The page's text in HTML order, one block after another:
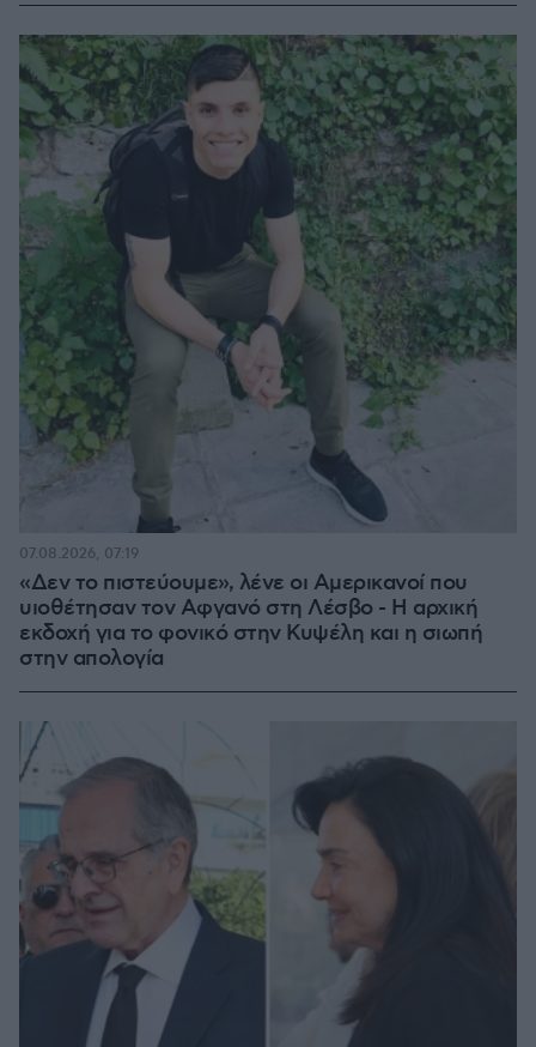
«Δεν το πιστεύουμε», λένε οι Αμερικανοί που
υιοθέτησαν τον Αφγανό στη Λέσβο - Η αρχική
εκδοχή για το φονικό στην Κυψέλη και η σιωπή
στην απολογία
07.08.2026, 07:19